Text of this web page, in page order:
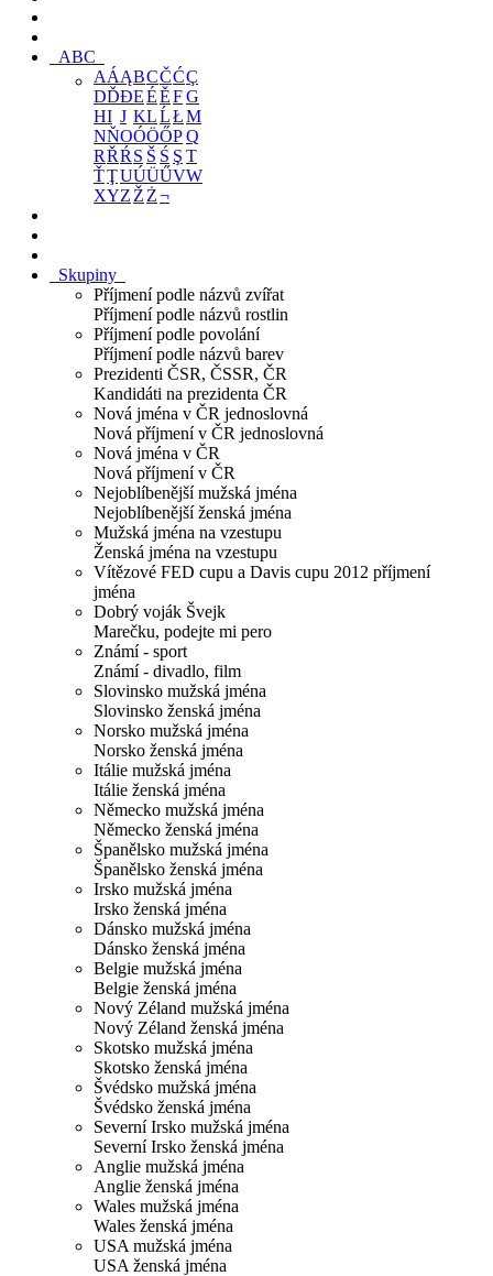
ABC
AÁĄBCČĆÇ
DĎĐEÉĚFG
HI J KLĹŁM
NŇOÓÖŐPQ
RŘŔ S Š Ś Ş T
ŤŢUÚÜŰVW
XYZ Ž Ż¬
Skupiny
Příjmení podle názvů zvířat
Příjmení podle názvů rostlin
Příjmení podle povolání
Příjmení podle názvů barev
Prezidenti ČSR, ČSSR, ČR
Kandidáti na prezidenta ČR
Nová jména v ČR jednoslovná
Nová příjmení v ČR jednoslovná
Nová jména v ČR
Nová příjmení v ČR
Nejoblíbenější mužská jména
Nejoblíbenější ženská jména
Mužská jména na vzestupu
Ženská jména na vzestupu
Vítězové FED cupu a Davis cupu 2012 příjmení
jména
Dobrý voják Švejk
Marečku, podejte mi pero
Známí - sport
Známí - divadlo, film
Slovinsko mužská jména
Slovinsko ženská jména
Norsko mužská jména
Norsko ženská jména
Itálie mužská jména
Itálie ženská jména
Německo mužská jména
Německo ženská jména
Španělsko mužská jména
Španělsko ženská jména
Irsko mužská jména
Irsko ženská jména
Dánsko mužská jména
Dánsko ženská jména
Belgie mužská jména
Belgie ženská jména
Nový Zéland mužská jména
Nový Zéland ženská jména
Skotsko mužská jména
Skotsko ženská jména
Švédsko mužská jména
Švédsko ženská jména
Severní Irsko mužská jména
Severní Irsko ženská jména
Anglie mužská jména
Anglie ženská jména
Wales mužská jména
Wales ženská jména
USA mužská jména
USA ženská jména